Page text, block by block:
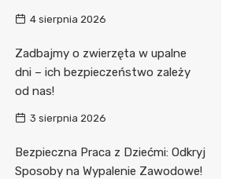
4 sierpnia 2026
Zadbajmy o zwierzęta w upalne
dni – ich bezpieczeństwo zależy
od nas!
3 sierpnia 2026
Bezpieczna Praca z Dziećmi: Odkryj
Sposoby na Wypalenie Zawodowe!